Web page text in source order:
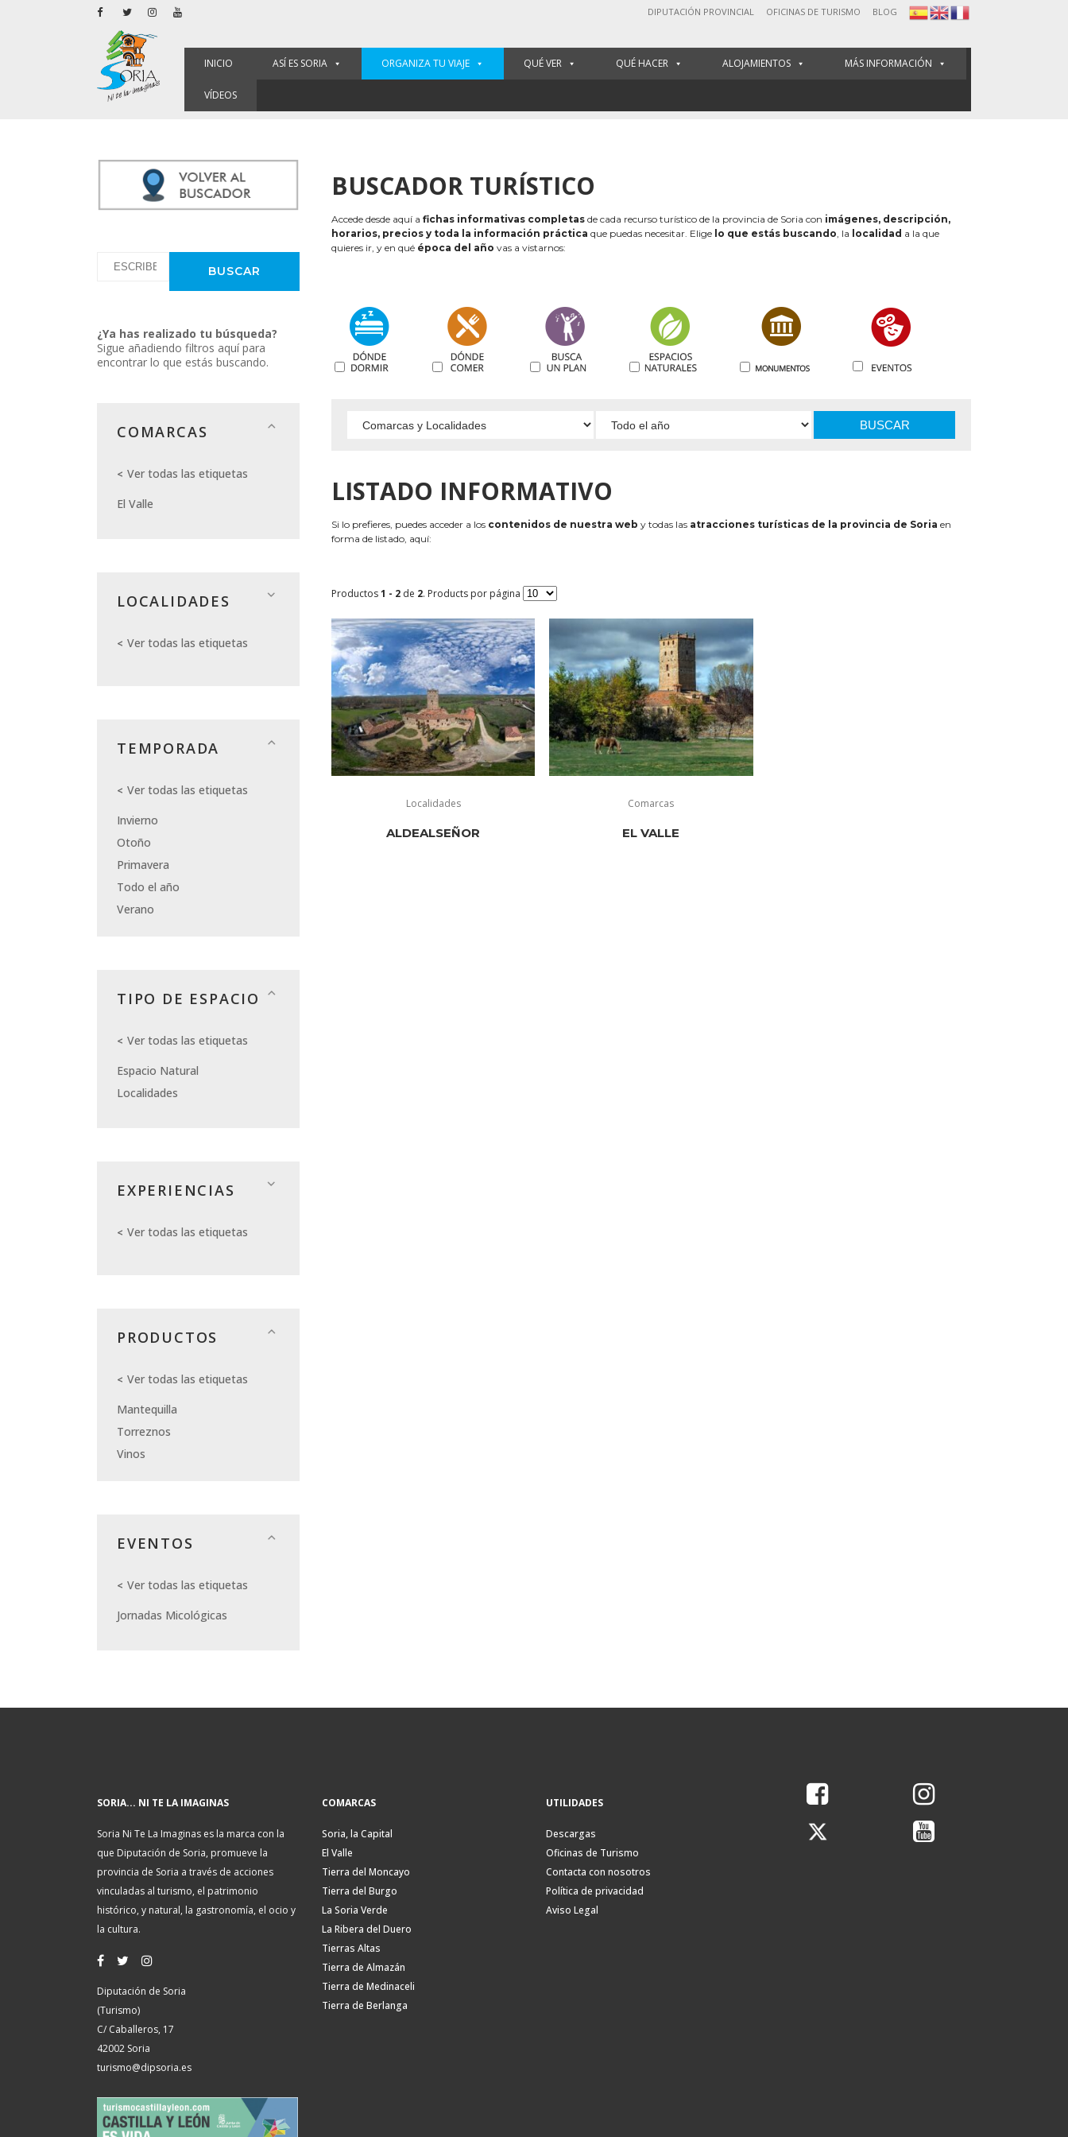
DIPUTACIÓN PROVINCIAL OFICINAS DE TURISMO BLOG
INICIO ASÍ ES SORIA ORGANIZA TU VIAJE QUÉ VER QUÉ HACER ALOJAMIENTOS MÁS INFORMACIÓN
VÍDEOS
¿Ya has realizado tu búsqueda?
Sigue añadiendo filtros aquí para
encontrar lo que estás buscando.
COMARCAS
Ver todas las etiquetas
El Valle
LOCALIDADES
Ver todas las etiquetas
TEMPORADA
Ver todas las etiquetas
Invierno
Otoño
Primavera
Todo el año
Verano
TIPO DE ESPACIO
Ver todas las etiquetas
Espacio Natural
Localidades
EXPERIENCIAS
Ver todas las etiquetas
PRODUCTOS
Ver todas las etiquetas
Mantequilla
Torreznos
Vinos
EVENTOS
Ver todas las etiquetas
Jornadas Micológicas
BUSCADOR TURÍSTICO
Accede desde aquí a fichas informativas completas de cada recurso turístico de la provincia de Soria con imágenes, descripción,
horarios, precios y toda la información práctica que puedas necesitar. Elige lo que estás buscando, la localidad a la que
quieres ir, y en qué época del año vas a vistarnos:
BUSCAR
LISTADO INFORMATIVO
Si lo prefieres, puedes acceder a los contenidos de nuestra web y todas las atracciones turísticas de la provincia de Soria en
forma de listado, aquí:
Productos1 - 2 de 2. Products por página
Localidades
ALDEALSEÑOR
Comarcas
EL VALLE
SORIA... NI TE LA IMAGINAS
Soria Ni Te La Imaginas es la marca con la
que Diputación de Soria, promueve la
provincia de Soria a través de acciones
vinculadas al turismo, el patrimonio
histórico, y natural, la gastronomía, el ocio y
la cultura.
Diputación de Soria
(Turismo)
C/ Caballeros, 17
42002 Soria
turismo@dipsoria.es
COMARCAS
Soria, la Capital
El Valle
Tierra del Moncayo
Tierra del Burgo
La Soria Verde
La Ribera del Duero
Tierras Altas
Tierra de Almazán
Tierra de Medinaceli
Tierra de Berlanga
UTILIDADES
Descargas
Oficinas de Turismo
Contacta con nosotros
Política de privacidad
Aviso Legal